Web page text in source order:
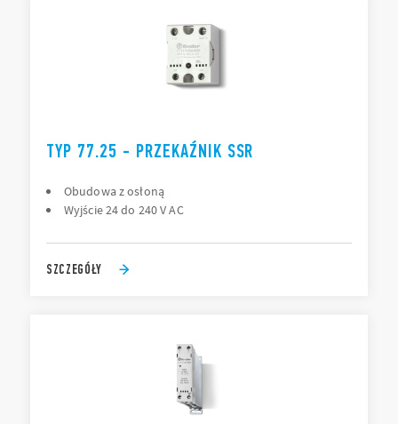
TYP 77.25 - PRZEKAŹNIK SSR
Obudowa z osłoną
Wyjście 24 do 240 V AC
SZCZEGÓŁY